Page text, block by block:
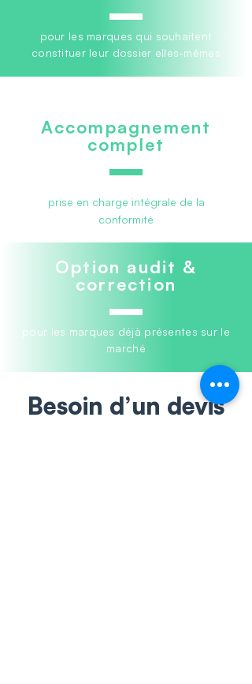
pour les marques qui souhaitent
constituer leur dossier elles-mêmes
Accompagnement
complet
prise en charge intégrale de la
conformité
Option audit &
correction
pour les marques déjà présentes sur le
marché
Besoin d’un devis